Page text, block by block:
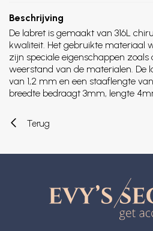
Beschrijving
De labret is gemaakt van 316L
kwaliteit. Het gebruikte materiaal
zijn speciale eigenschappen zoals
weerstand van de materialen. De
van 1,2 mm en een staaflengte
breedte bedraagt 3mm, lengte
Terug